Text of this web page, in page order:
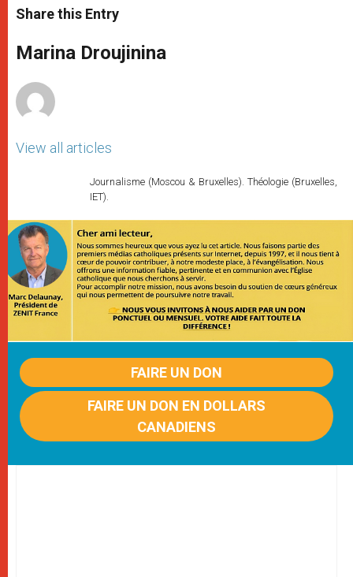
t
s
p
p
s
e
g
e
e
b
o
k
r
Share this Entry
Marina Droujinina
View all articles
Journalisme (Moscou & Bruxelles). Théologie (Bruxelles,
IET).
FAIRE UN DON
FAIRE UN DON EN DOLLARS
CANADIENS